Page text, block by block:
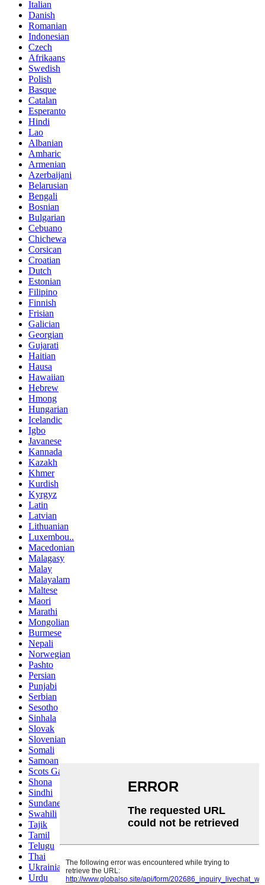
Italian
Danish
Romanian
Indonesian
Czech
Afrikaans
Swedish
Polish
Basque
Catalan
Esperanto
Hindi
Lao
Albanian
Amharic
Armenian
Azerbaijani
Belarusian
Bengali
Bosnian
Bulgarian
Cebuano
Chichewa
Corsican
Croatian
Dutch
Estonian
Filipino
Finnish
Frisian
Galician
Georgian
Gujarati
Haitian
Hausa
Hawaiian
Hebrew
Hmong
Hungarian
Icelandic
Igbo
Javanese
Kannada
Kazakh
Khmer
Kurdish
Kyrgyz
Latin
Latvian
Lithuanian
Luxembou..
Macedonian
Malagasy
Malay
Malayalam
Maltese
Maori
Marathi
Mongolian
Burmese
Nepali
Norwegian
Pashto
Persian
Punjabi
Serbian
Sesotho
Sinhala
Slovak
Slovenian
Somali
Samoan
Scots Gaelic
Shona
Sindhi
Sundanese
Swahili
Tajik
Tamil
Telugu
Thai
Ukrainian
Urdu